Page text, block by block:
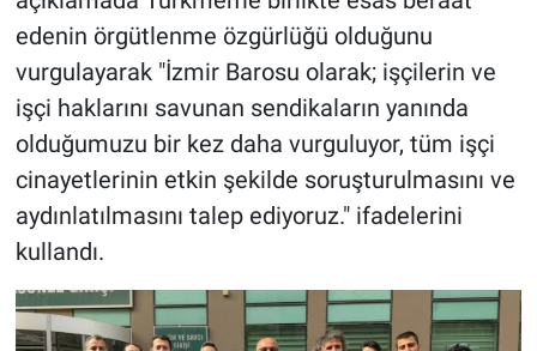
edenin örgütlenme özgürlüğü olduğunu
vurgulayarak "İzmir Barosu olarak; işçilerin ve
işçi haklarını savunan sendikaların yanında
olduğumuzu bir kez daha vurguluyor, tüm işçi
cinayetlerinin etkin şekilde soruşturulmasını ve
aydınlatılmasını talep ediyoruz." ifadelerini
kullandı.